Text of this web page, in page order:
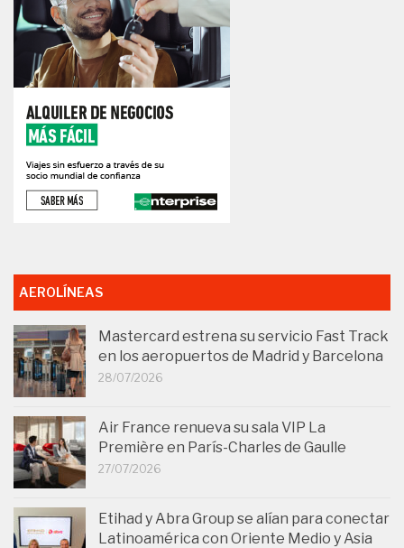
AEROLÍNEAS
Mastercard estrena su servicio Fast Track
en los aeropuertos de Madrid y Barcelona
28/07/2026
Air France renueva su sala VIP La
Première en París-Charles de Gaulle
27/07/2026
Etihad y Abra Group se alían para conectar
Latinoamérica con Oriente Medio y Asia